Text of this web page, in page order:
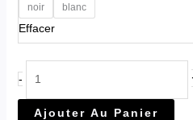
noir blanc
Effacer
-
Ajouter Au Panier